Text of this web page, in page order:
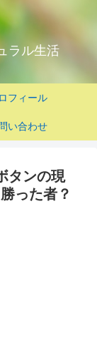
ラル生活
フィール
い合わせ
タンの現
った者？